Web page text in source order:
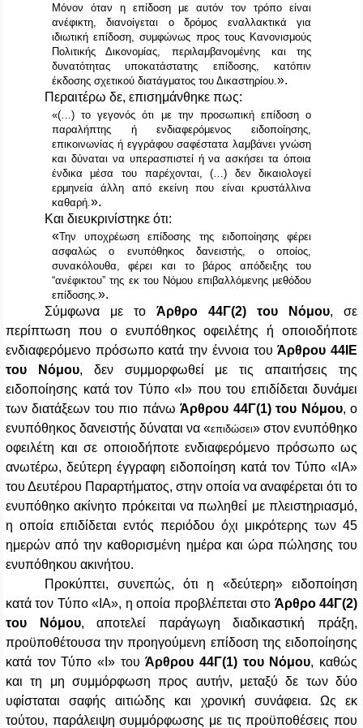
Μόνον όταν η επίδοση με αυτόν τον τρόπο είναι
ανέφικτη, διανοίγεται ο δρόμος εναλλακτικά για
ιδιωτική επίδοση, συμφώνως προς τους Κανονισμούς
Πολιτικής Δικονομίας, περιλαμβανομένης και της
δυνατότητας υποκατάστατης επίδοσης, κατόπιν
έκδοσης σχετικού διατάγματος του Δικαστηρίου. ».
Περαιτέρω δε, επισημάνθηκε πως:
«(…) το γεγονός ότι με την προσωπική επίδοση ο
παραλήπτης ή ενδιαφερόμενος ειδοποίησης,
επικοινωνίας ή εγγράφου σαφέστατα λαμβάνει γνώση
και δύναται να υπερασπιστεί ή να ασκήσει τα όποια
ένδικα μέσα του παρέχονται, (…) δεν δικαιολογεί
ερμηνεία άλλη από εκείνη που είναι κρυστάλλινα
καθαρή. ».
Και διευκρινίστηκε ότι:
«Την υποχρέωση επίδοσης της ειδοποίησης φέρει
ασφαλώς ο ενυπόθηκος δανειστής, ο οποίος,
συνακόλουθα, φέρει και το βάρος απόδειξης του
“ανέφικτου” της εκ του Νόμου επιβαλλόμενης μεθόδου
επίδοσης. ».
Σύμφωνα με το Άρθρο 44Γ(2) του Νόμου, σε
περίπτωση που ο ενυπόθηκος οφειλέτης ή οποιοδήποτε
ενδιαφερόμενο πρόσωπο κατά την έννοια τουΆρθρου 44ΙΕ
του Νόμου, δεν συμμορφωθεί με τις απαιτήσεις της
ειδοποίησης κατά τον Τύπο «Ι» που του επιδίδεται δυνάμει
των διατάξεων του πιο πάνωΆρθρου 44Γ(1) του Νόμου, ο
ενυπόθηκος δανειστής δύναται να «επιδώσει» στον ενυπόθηκο
οφειλέτη και σε οποιοδήποτε ενδιαφερόμενο πρόσωπο ως
ανωτέρω, δεύτερη έγγραφη ειδοποίηση κατά τον Τύπο «ΙΑ»
του Δευτέρου Παραρτήματος, στην οποία να αναφέρεται ότι το
ενυπόθηκο ακίνητο πρόκειται να πωληθεί με πλειστηριασμό,
η οποία επιδίδεται εντός περιόδου όχι μικρότερης των 45
ημερών από την καθορισμένη ημέρα και ώρα πώλησης του
ενυπόθηκου ακινήτου.
Προκύπτει, συνεπώς, ότι η «δεύτερη» ειδοποίηση
κατά τον Τύπο «ΙΑ», η οποία προβλέπεται στο Άρθρο 44Γ(2)
του Νόμου, αποτελεί παράγωγη διαδικαστική πράξη,
προϋποθέτουσα την προηγούμενη επίδοση της ειδοποίησης
κατά τον Τύπο «Ι» τουΆρθρου 44Γ(1) του Νόμου, καθώς
και τη μη συμμόρφωση προς αυτήν, μεταξύ δε των δύο
υφίσταται σαφής αιτιώδης και χρονική συνάφεια. Ως εκ
τούτου, παράλειψη συμμόρφωσης με τις προϋποθέσεις που